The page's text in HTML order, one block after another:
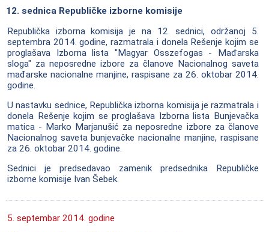
12. sednica Republičke izborne komisije
Republička izborna komisija je na 12. sednici, održanoj 5.
septembra 2014. godine, razmatrala i donela Rešenje kojim se
proglašava Izborna lista "Magyar Osszefogas - Mađarska
sloga" za neposredne izbore za članove Nacionalnog saveta
mađarske nacionalne manjine, raspisane za 26. oktobar 2014.
godine.
U nastavku sednice, Republička izborna komisija je razmatrala i
donela Rešenje kojim se proglašava Izborna lista Bunjevačka
matica - Marko Marjanušić za neposredne izbore za članove
Nacionalnog saveta bunjevačke nacionalne manjine, raspisane
za 26. oktobar 2014. godine.
Sednici je predsedavao zamenik predsednika Republičke
izborne komisije Ivan Šebek.
5. septembar 2014. godine